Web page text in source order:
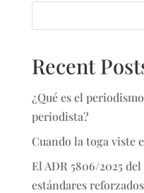
Recent
¿Qué es el
periodista?
Cuando la toga viste
El ADR 5806/2025
estándares